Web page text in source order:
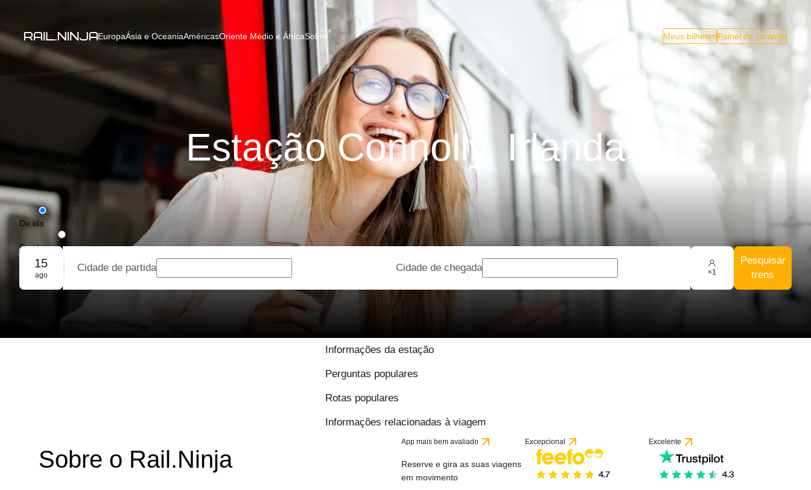
EuropaÁsia e OceaniaAméricasOriente Médio e ÁfricaSobre Meus bilhetesPainel de controle
Estação Connolly, Irlanda
De ida
De ida e volta
Reserva em grupo
15
ago
Cidade de partida Cidade de chegada ×1
Pesquisar
trens
Informações da estação
Perguntas populares
Rotas populares
Informações relacionadas à viagem
Sobre o Rail.Ninja
App mais bem avaliado
Reserve e gira as suas viagens
em movimento
Excepcional Excelente